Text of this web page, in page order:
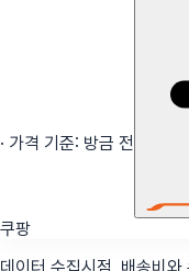
· 가격 기준: 방금 전
쿠팡